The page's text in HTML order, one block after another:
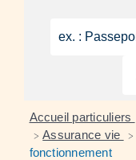
Accueil particuliers
> Assurance vie >
fonctionnement